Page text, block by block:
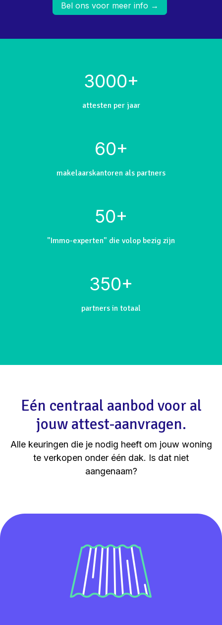
​Bel ons voor meer info →
3000+
attesten per jaar
60+
makelaarskantoren als partners
50+
"Immo-experten" die volop bezig zijn
350+
partners in totaal
Eén centraal aanbod voor al
jouw attest-aanvragen.
Alle keuringen die je nodig heeft om jouw woning
te verkopen onder één dak. Is dat niet
aangenaam?